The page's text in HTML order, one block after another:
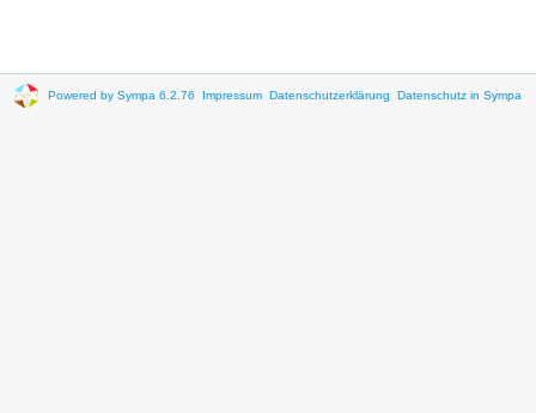
Powered by Sympa 6.2.76 Impressum Datenschutzerklärung Datenschutz in Sympa